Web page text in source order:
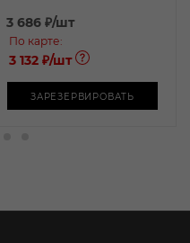
3 686 ₽/шт
По карте:
3 132 ₽/шт
ЗАРЕЗЕРВИРОВАТЬ